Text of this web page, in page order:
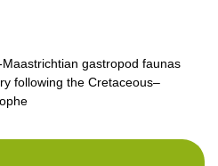
gastropod faunas
following the Cretaceous–